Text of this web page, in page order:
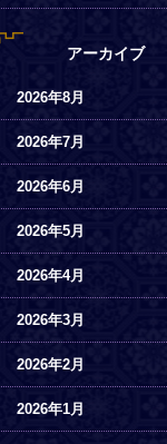
アーカイブ
2026年8月
2026年7月
2026年6月
2026年5月
2026年4月
2026年3月
2026年2月
2026年1月